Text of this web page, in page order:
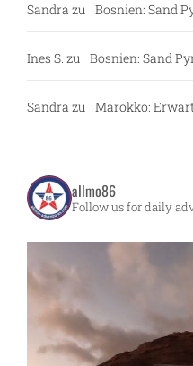
Sandra zu Bosnien: Sand
Ines S. zu Bosnien: Sand
Sandra zu Marokko:
allmo86
Follow us for daily